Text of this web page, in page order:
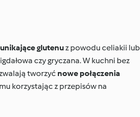
unikające glutenuz powodu celiakii lub
czy gryczana. W kuchni bez
tworzyć nowe połączenia
korzystając z przepisów na